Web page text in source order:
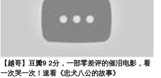
【越哥】豆瓣9 2分，一部零差评的催泪电影，看
一次哭一次！速看《忠犬八公的故事》